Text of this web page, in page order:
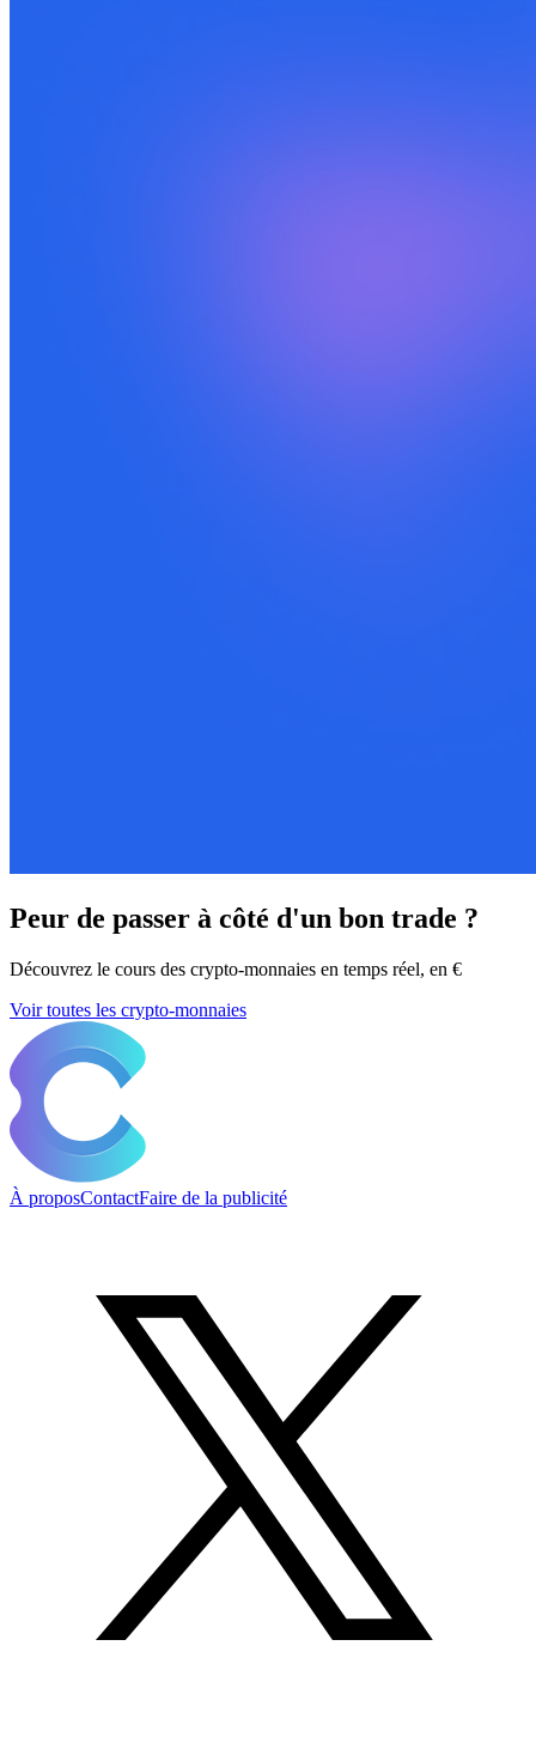
Peur de passer à côté d'un bon trade ?
Découvrez le cours des crypto-monnaies en temps réel, en €
Voir toutes les crypto-monnaies
À proposContactFaire de la publicité